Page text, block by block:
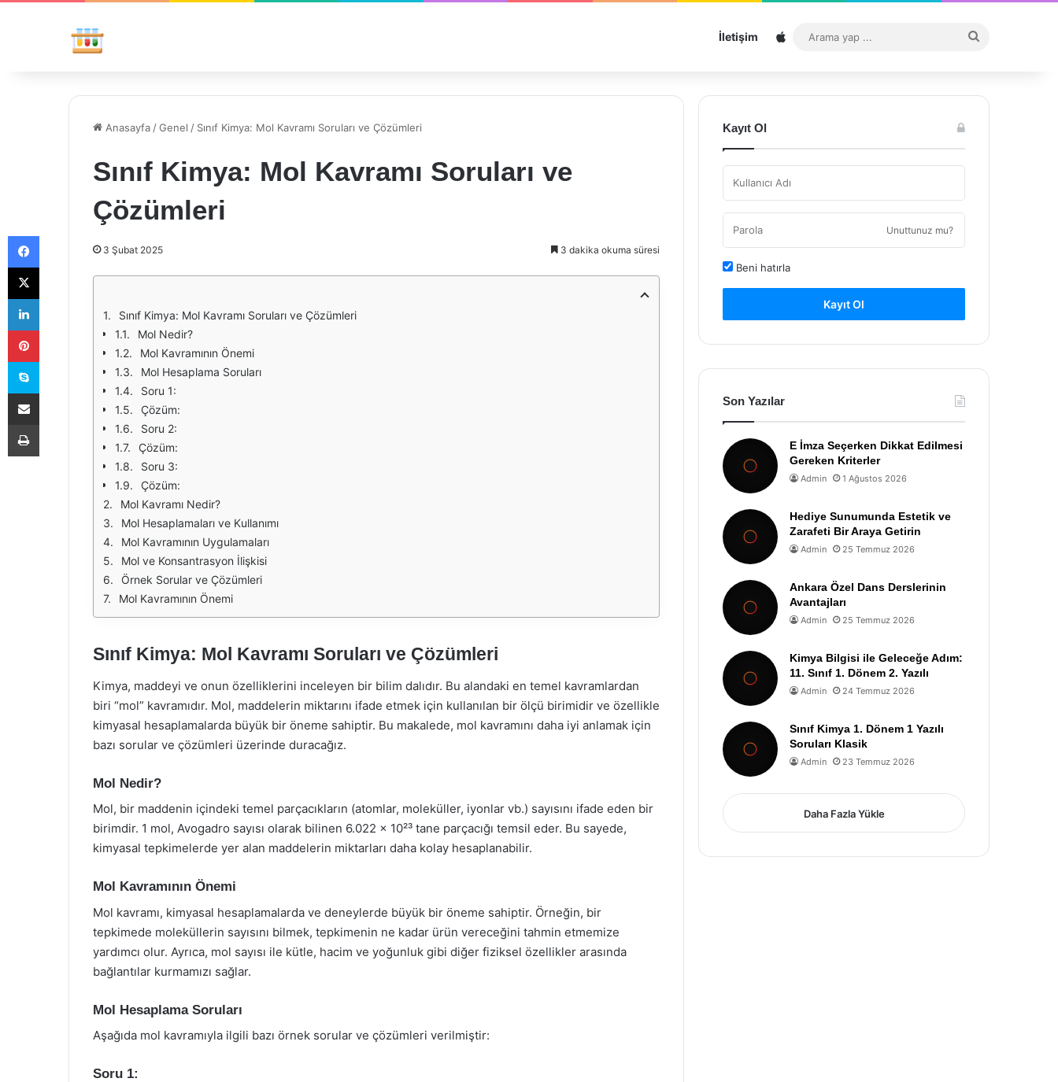
İletişim Sitemap
...
Anasayfa /Genel / Sınıf Kimya: Mol Kavramı Soruları ve Çözümleri
Sınıf Kimya: Mol Kavramı Soruları ve
Çözümleri
3 Şubat 2025 3 dakika okuma süresi
Sınıf Kimya: Mol Kavramı Soruları ve Çözümleri
Mol Nedir?
Mol Kavramının Önemi
Mol Hesaplama Soruları
Soru 1:
Çözüm:
Soru 2:
Çözüm:
Soru 3:
Çözüm:
Mol Kavramı Nedir?
Mol Hesaplamaları ve Kullanımı
Mol Kavramının Uygulamaları
Mol ve Konsantrasyon İlişkisi
Örnek Sorular ve Çözümleri
Mol Kavramının Önemi
Sınıf Kimya: Mol Kavramı Soruları ve Çözümleri
Kimya, maddeyi ve onun özelliklerini inceleyen bir bilim dalıdır. Bu alandaki en temel kavramlardan
biri “mol” kavramıdır. Mol, maddelerin miktarını ifade etmek için kullanılan bir ölçü birimidir ve özellikle
kimyasal hesaplamalarda büyük bir öneme sahiptir. Bu makalede, mol kavramını daha iyi anlamak için
bazı sorular ve çözümleri üzerinde duracağız.
Mol Nedir?
Mol, bir maddenin içindeki temel parçacıkların (atomlar, moleküller, iyonlar vb.) sayısını ifade eden bir
birimdir. 1 mol, Avogadro sayısı olarak bilinen 6.022 x 10²³ tane parçacığı temsil eder. Bu sayede,
kimyasal tepkimelerde yer alan maddelerin miktarları daha kolay hesaplanabilir.
Mol Kavramının Önemi
Mol kavramı, kimyasal hesaplamalarda ve deneylerde büyük bir öneme sahiptir. Örneğin, bir
tepkimede moleküllerin sayısını bilmek, tepkimenin ne kadar ürün vereceğini tahmin etmemize
yardımcı olur. Ayrıca, mol sayısı ile kütle, hacim ve yoğunluk gibi diğer fiziksel özellikler arasında
bağlantılar kurmamızı sağlar.
Mol Hesaplama Soruları
Aşağıda mol kavramıyla ilgili bazı örnek sorular ve çözümleri verilmiştir:
Soru 1:
Kayıt Ol
Unuttunuz mu?
Beni hatırla
Kayıt Ol
Son Yazılar
E İmza Seçerken Dikkat Edilmesi
Gereken Kriterler
Admin 1 Ağustos 2026
Hediye Sunumunda Estetik ve
Zarafeti Bir Araya Getirin
Admin 25 Temmuz 2026
Ankara Özel Dans Derslerinin
Avantajları
Admin 25 Temmuz 2026
Kimya Bilgisi ile Geleceğe Adım:
11. Sınıf 1. Dönem 2. Yazılı
Admin 24 Temmuz 2026
Sınıf Kimya 1. Dönem 1 Yazılı
Soruları Klasik
Admin 23 Temmuz 2026
Daha Fazla Yükle
Facebook
X
LinkedIn
Pinterest
Skype
E-Posta ile paylaş